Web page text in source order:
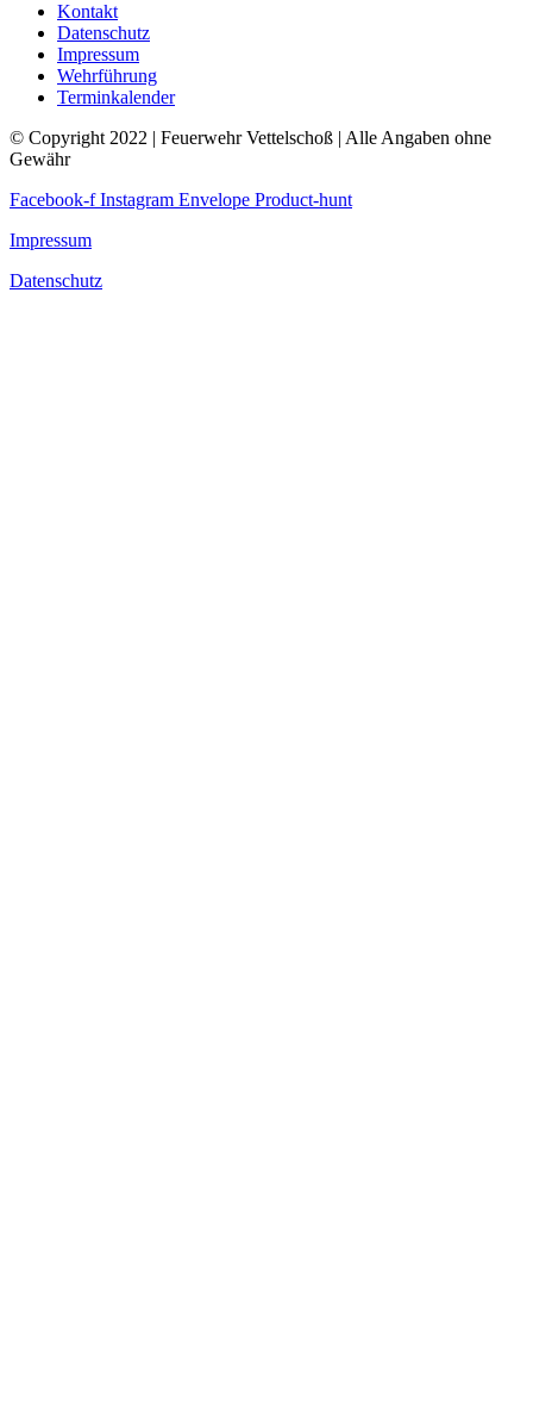
Kontakt
Datenschutz
Impressum
Wehrführung
Terminkalender
© Copyright 2022 | Feuerwehr Vettelschoß | Alle Angaben ohne
Gewähr
Facebook-f Instagram Envelope Product-hunt
Impressum
Datenschutz